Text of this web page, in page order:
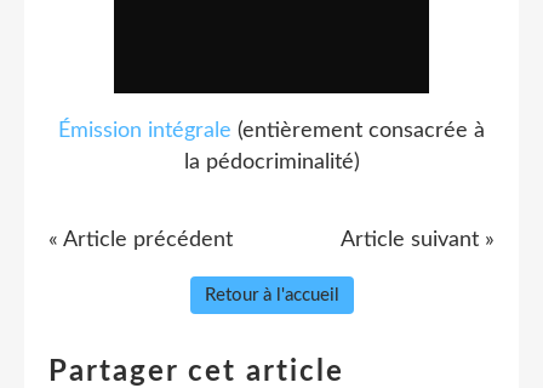
Émission intégrale (entièrement consacrée à
la pédocriminalité)
« Article précédent Article suivant »
Retour à l'accueil
Partager cet article